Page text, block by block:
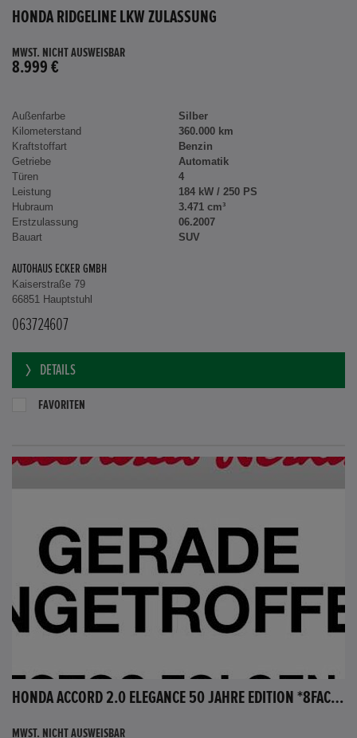
HONDA RIDGELINE LKW ZULASSUNG
MWST. NICHT AUSWEISBAR
8.999 €
Außenfarbe
Silber
Kilometerstand
360.000 km
Kraftstoffart
Benzin
Getriebe
Automatik
Türen
4
Leistung
184 kW / 250 PS
Hubraum
3.471 cm³
Erstzulassung
06.2007
Bauart
SUV
AUTOHAUS ECKER GMBH
Kaiserstraße 79
66851 Hauptstuhl
063724607
DETAILS
FAVORITEN
HONDA ACCORD 2.0 ELEGANCE 50 JAHRE EDITION *8FACH BEREIFT*
MWST. NICHT AUSWEISBAR